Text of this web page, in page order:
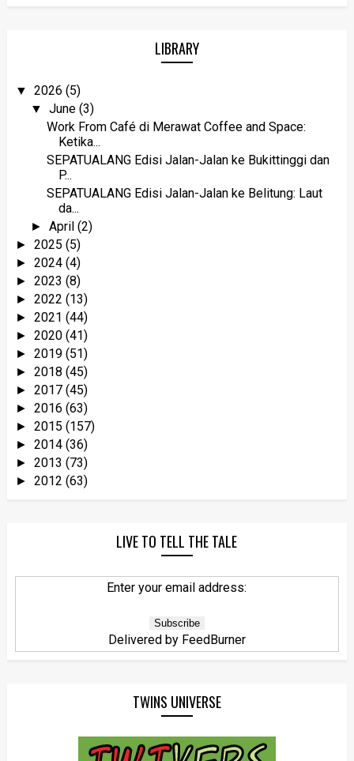
LIBRARY
▼ 2026 (5)
▼June(3)
Work From Café di Merawat Coffee and Space:
Ketika...
SEPATUALANG Edisi Jalan-Jalan ke Bukittinggi dan
P...
SEPATUALANG Edisi Jalan-Jalan ke Belitung: Laut
da...
►April(2)
► 2025 (5)
► 2024 (4)
► 2023 (8)
► 2022 (13)
► 2021 (44)
► 2020 (41)
► 2019 (51)
► 2018 (45)
► 2017 (45)
► 2016 (63)
► 2015 (157)
► 2014 (36)
► 2013 (73)
► 2012 (63)
LIVE TO TELL THE TALE
Enter your email address:
Delivered by FeedBurner
TWINS UNIVERSE